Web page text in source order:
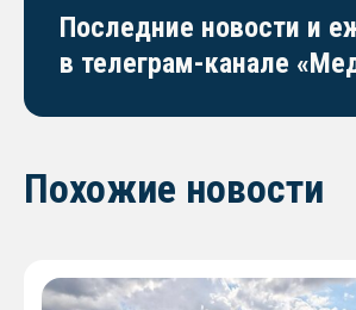
Последние новости и
в телеграм-канале
Похожие новости